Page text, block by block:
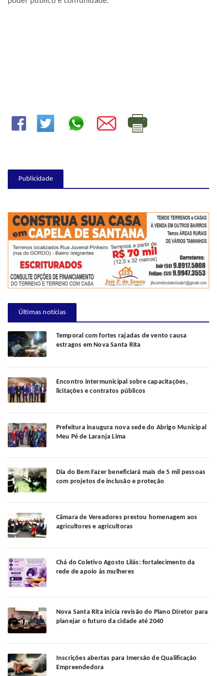
Publicidade
Últimas notícias
Temporal com fortes rajadas de vento causa
estragos em Nova Santa Rita
Encontro intermunicipal sobre capacitações,
licitações e contratos públicos
Prefeitura inaugura nova sede do Abrigo Municipal
Meu Pé de Laranja Lima
Dia do Bem Fazer beneficiará mais de 5 mil pessoas
com projetos de inclusão e proteção
Câmara de Vereadores prestou homenagem aos
agricultores e agricultoras
Chá do Coletivo Agosto Lilás: fortalecimento da
rede de apoio às mulheres
Nova Santa Rita inicia revisão do Plano Diretor para
planejar o futuro da cidade até 2040
Inscrições abertas para Imersão de Qualificação
Empreendedora